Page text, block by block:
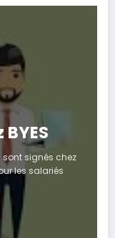
signés chez
les salariés